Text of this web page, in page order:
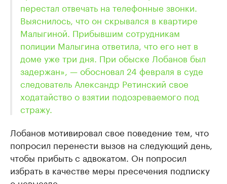
перестал отвечать на телефонные звонки.
Выяснилось, что он скрывался в квартире
Малыгиной. Прибывшим сотрудникам
полиции Малыгина ответила, что его нет в
доме уже три дня. При обыске Лобанов был
задержан», — обосновал 24 февраля в суде
следователь Александр Ретинский свое
ходатайство о взятии подозреваемого под
стражу.
Лобанов мотивировал свое поведение тем, что
попросил перенести вызов на следующий день,
чтобы прибыть с адвокатом. Он попросил
избрать в качестве меры пресечения подписку